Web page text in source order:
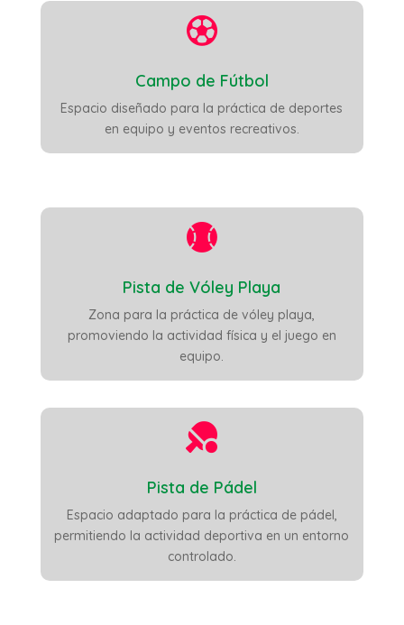

Campo de Fútbol
Espacio diseñado para la práctica de deportes
en equipo y eventos recreativos.

Pista de Vóley Playa
Zona para la práctica de vóley playa,
promoviendo la actividad física y el juego en
equipo.

Pista de Pádel
Espacio adaptado para la práctica de pádel,
permitiendo la actividad deportiva en un entorno
controlado.